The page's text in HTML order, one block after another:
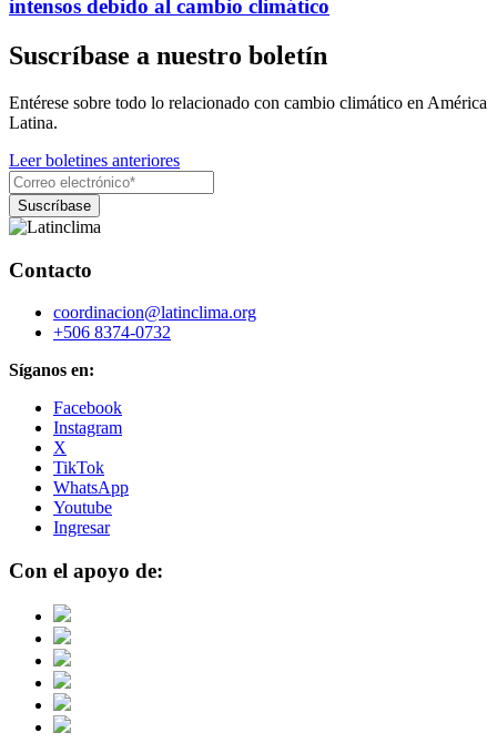
intensos debido al cambio climático
Suscríbase a nuestro boletín
Entérese sobre todo lo relacionado con cambio climático en América
Latina.
Leer boletines anteriores
Contacto
coordinacion@latinclima.org
+506 8374-0732
Síganos en:
Facebook
Instagram
X
TikTok
WhatsApp
Youtube
Ingresar
Con el apoyo de: